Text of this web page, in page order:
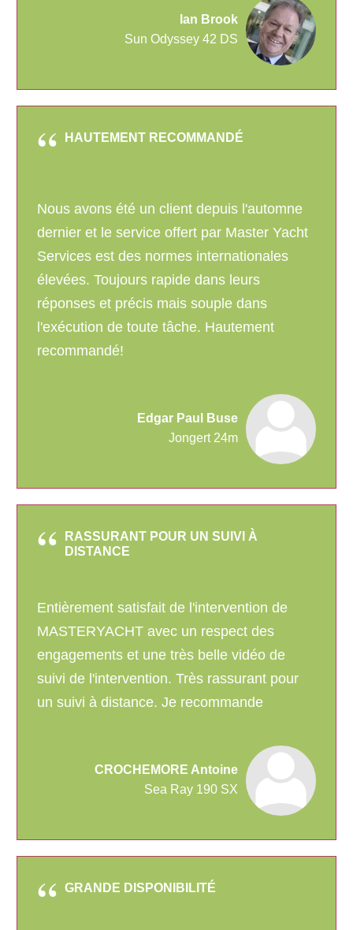
Ian Brook
Sun Odyssey 42 DS
HAUTEMENT RECOMMANDÉ
Nous avons été un client depuis l'automne
dernier et le service offert par Master Yacht
Services est des normes internationales
élevées. Toujours rapide dans leurs
réponses et précis mais souple dans
l'exécution de toute tâche. Hautement
recommandé!
Edgar Paul Buse
Jongert 24m
RASSURANT POUR UN SUIVI À
DISTANCE
Entièrement satisfait de l'intervention de
MASTERYACHT avec un respect des
engagements et une très belle vidéo de
suivi de l'intervention. Très rassurant pour
un suivi à distance. Je recommande
CROCHEMORE Antoine
Sea Ray 190 SX
GRANDE DISPONIBILITÉ